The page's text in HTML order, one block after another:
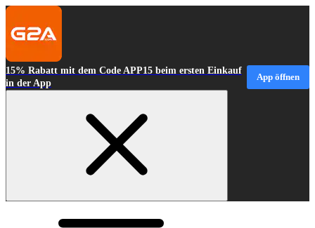
15% Rabatt mit dem Code APP15 beim ersten Einkauf
in der App
App öffnen